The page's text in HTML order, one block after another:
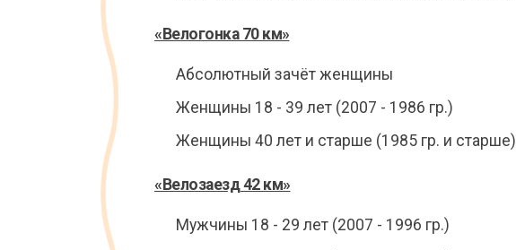
«Велогонка 70 км»
Абсолютный зачёт женщины
Женщины 18 - 39 лет (2007 - 1986 гр.)
Женщины 40 лет и старше (1985 гр. и старше)
«Велозаезд 42 км»
Мужчины 18 - 29 лет (2007 - 1996 гр.)